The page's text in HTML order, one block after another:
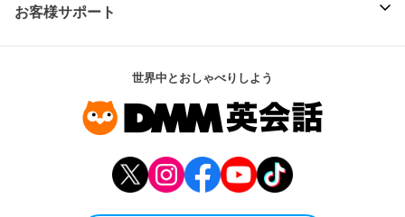
お客様サポート
世界中とおしゃべりしよう